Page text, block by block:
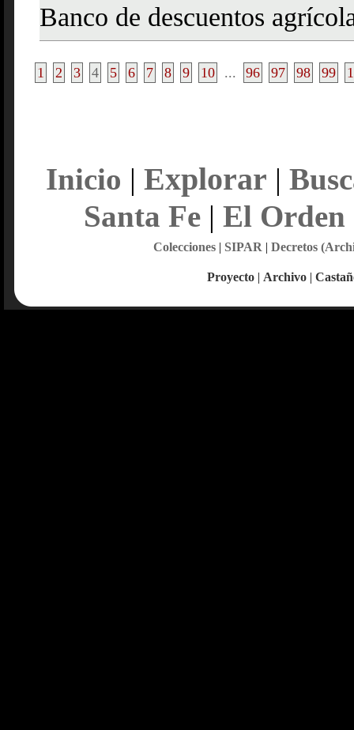
Banco de descuentos
1 2 3 4 5 6 7 8 9 10 ... 96 97 98 99
Inicio | Explorar |
Santa Fe| El Orden
Colecciones| SIPAR | Decretos
Proyecto | Archivo |